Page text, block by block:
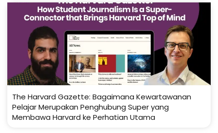
The Harvard Gazette: Bagaimana Kewartawanan
Pelajar Merupakan Penghubung Super yang
Membawa Harvard ke Perhatian Utama